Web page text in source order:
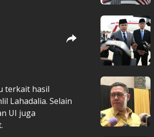
terkait hasil
Lahadalia. Selain
UI juga